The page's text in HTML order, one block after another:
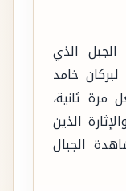
الذي
خامد
ثانية،
الذين
الجبال